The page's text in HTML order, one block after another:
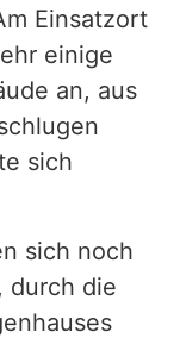
Einsatzort
einige
an, aus
sich
sich noch
durch die